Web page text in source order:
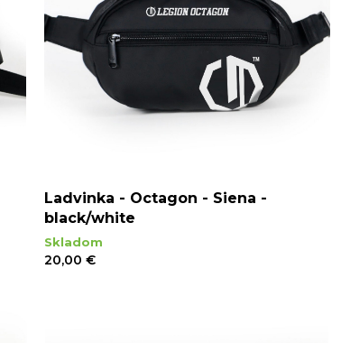
Ladvinka - Octagon - Siena -
black/white
Skladom
20,00 €